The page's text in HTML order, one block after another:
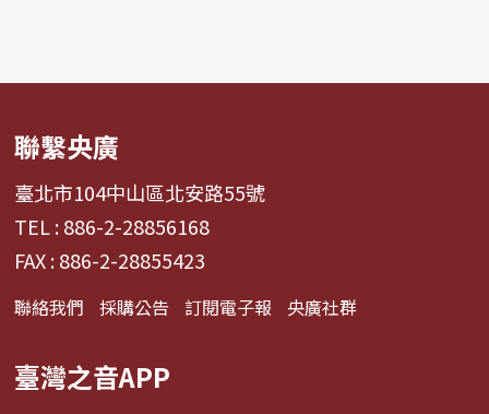
聯繫央廣
臺北市104中山區北安路55號
TEL : 886-2-28856168
FAX : 886-2-28855423
聯絡我們 採購公告 訂閱電子報 央廣社群
臺灣之音APP